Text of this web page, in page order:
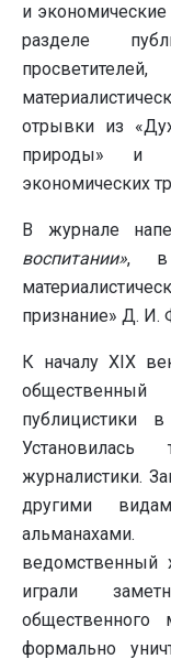
и
разделе
отрывки из
природы» и
экономических
В журнале
воспитании», в
признание» Д. И.
К началу XIX
публицистики
журналистики.
другими
ведомственный
играли
формально